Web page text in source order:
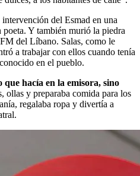
del Esmad en una
Y también murió la piedra
del Líbano. Salas, como le
a trabajar con ellos cuando tenía
en el pueblo.
hacía en la emisora, sino
ollas y preparaba comida para los
regalaba ropa y divertía a